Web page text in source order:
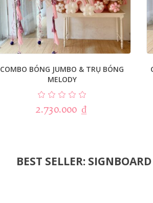
COMBO BÓNG JUMBO & TRỤ BÓNG
MELODY
2.730.000 ₫
BEST SELLER: